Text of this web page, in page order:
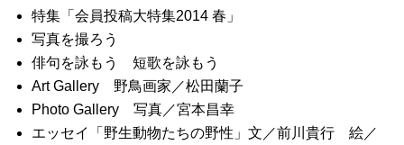
特集「会員投稿大特集2014 春」
写真を撮ろう
俳句を詠もう 短歌を詠もう
Art Gallery 野鳥画家／松田蘭子
Photo Gallery 写真／宮本昌幸
エッセイ「野生動物たちの野性」文／前川貴行 絵／